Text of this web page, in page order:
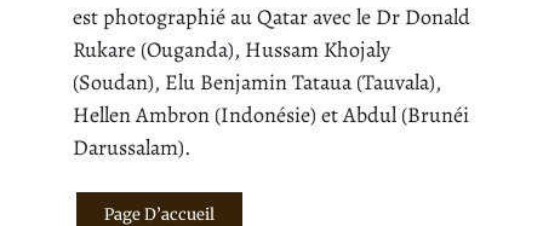
est photographié au Qatar avec le Dr Donald
Rukare (Ouganda), Hussam Khojaly
(Soudan), Elu Benjamin Tataua (Tauvala),
Hellen Ambron (Indonésie) et Abdul (Brunéi
Darussalam).
Page D’accueil